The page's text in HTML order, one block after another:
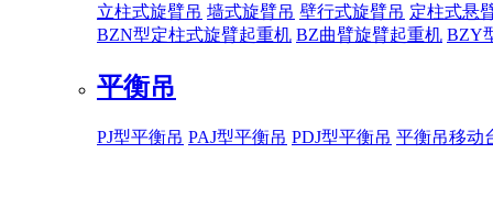
立柱式旋臂吊 墙式旋臂吊 壁行式旋臂吊 定柱式悬
BZN型定柱式旋臂起重机 BZ曲臂旋臂起重机 BZY
平衡吊
PJ型平衡吊 PAJ型平衡吊 PDJ型平衡吊 平衡吊移动